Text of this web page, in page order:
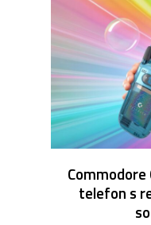
telefon s